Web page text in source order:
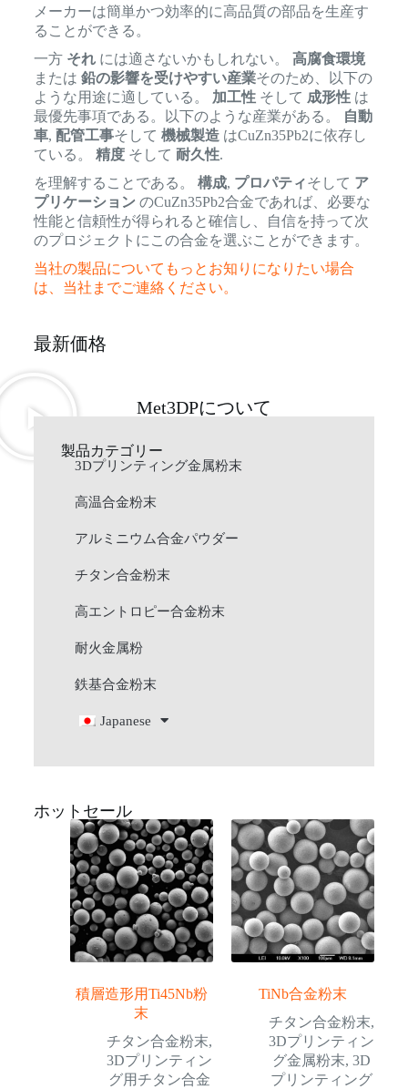
メーカーは簡単かつ効率的に高品質の部品を生産す
ることができる。
一方 それには適さないかもしれない。 高腐食環境
または 鉛の影響を受けやすい産業そのため、以下の
ような用途に適している。 加工性そして 成形性は
最優先事項である。以下のような産業がある。
自動
車, 配管工事そして 機械製造はCuZn35Pb2に依存し
ている。 精度そして 耐久性.
を理解することである。 構成, プロパティそして ア
プリケーション のCuZn35Pb2合金であれば、必要な
性能と信頼性が得られると確信し、自信を持って次
のプロジェクトにこの合金を選ぶことができます。
当社の製品についてもっとお知りになりたい場合
は、当社までご連絡ください。
最新価格
Met3DPについて
製品カテゴリー
3Dプリンティング金属粉末
高温合金粉末
アルミニウム合金パウダー
チタン合金粉末
高エントロピー合金粉末
耐火金属粉
鉄基合金粉末
Japanese
ホットセール
積層造形用Ti45Nb粉
末
チタン合金粉末,
3Dプリンティン
グ用チタン合金
TiNb合金粉末
チタン合金粉末,
3Dプリンティン
グ金属粉末, 3D
プリンティング